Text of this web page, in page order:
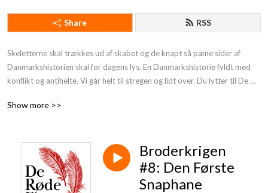
Share RSS
Skeletterne skal trækkes ud af skabet og de knapt så pæne sider af
Danmarkshistorien skal for dagens lys. En Danmarkshistorie fyldt med
konflikt og antihelte. Vi går helt til stregen og lidt over. Du lytter til De
din podcast:https: //deroedefjer.10er.app/
Show more >>
Broderkrigen
#8: Den Første
Snaphane